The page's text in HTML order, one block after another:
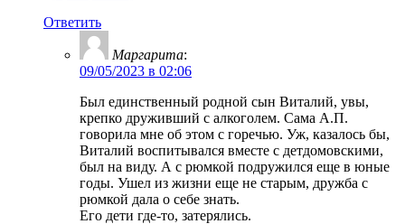
Ответить
Маргарита:
09/05/2023 в 02:06
Был единственный родной сын Виталий, увы,
крепко друживший с алкоголем. Сама А.П.
говорила мне об этом с горечью. Уж, казалось бы,
Виталий воспитывался вместе с детдомовскими,
был на виду. А с рюмкой подружился еще в юные
годы. Ушел из жизни еще не старым, дружба с
рюмкой дала о себе знать.
Его дети где-то, затерялись.